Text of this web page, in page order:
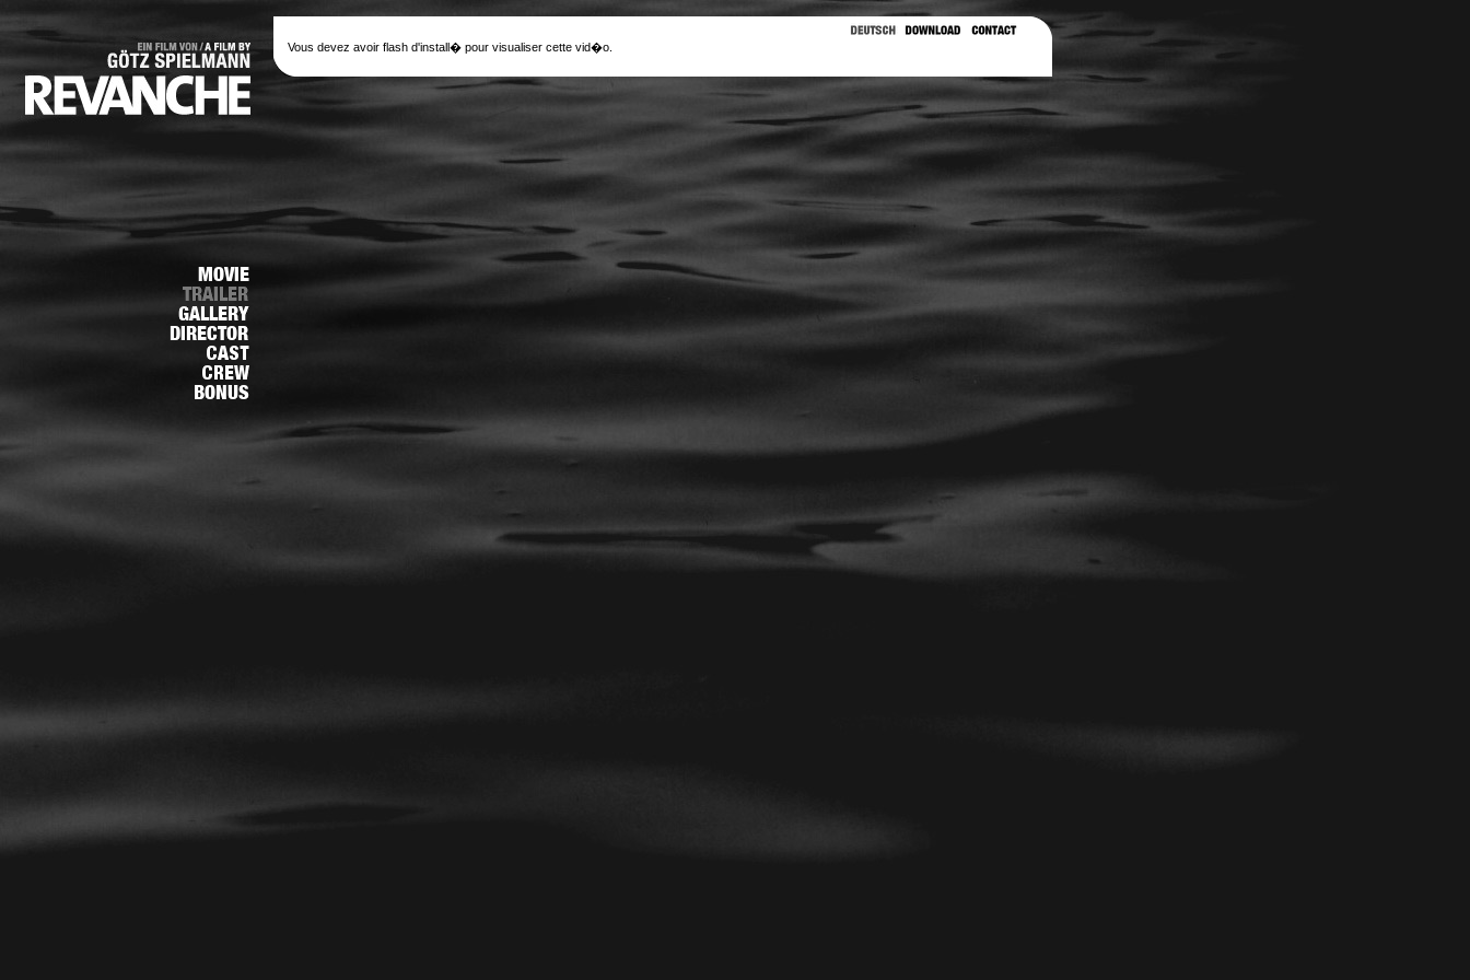
Vous devez avoir flash d'install� pour visualiser cette vid�o.